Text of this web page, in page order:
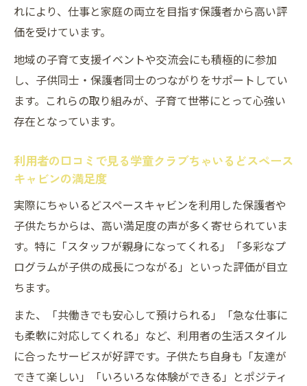
れにより、仕事と家庭の両立を目指す保護者から高い評
価を受けています。
地域の子育て支援イベントや交流会にも積極的に参加
し、子供同士・保護者同士のつながりをサポートしてい
ます。これらの取り組みが、子育て世帯にとって心強い
存在となっています。
利用者の口コミで見る学童クラブちゃいるどスペース
キャビンの満足度
実際にちゃいるどスペースキャビンを利用した保護者や
子供たちからは、高い満足度の声が多く寄せられていま
す。特に「スタッフが親身になってくれる」「多彩なプ
ログラムが子供の成長につながる」といった評価が目立
ちます。
また、「共働きでも安心して預けられる」「急な仕事に
も柔軟に対応してくれる」など、利用者の生活スタイル
に合ったサービスが好評です。子供たち自身も「友達が
できて楽しい」「いろいろな体験ができる」とポジティ